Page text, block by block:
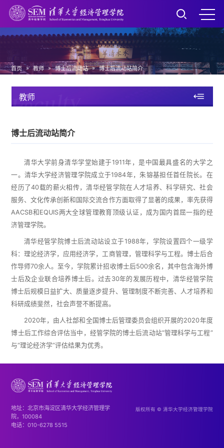
首页 » 教师 » 博士后流动站 » 博士后流动站简介
教师
Faculty
博士后流动站简介
清华大学前身清华学堂始建于1911年，是中国最具盛名的大学之
一。清华大学经济管理学院成立于1984年，朱镕基担任首任院长。在
经历了40载的薪火相传，清华经管学院在人才培养、科学研究、社会
服务、文化传承创新和国际交流合作方面取得了显著的成果，率先获得
AACSB和EQUIS两大全球管理教育顶级认证，成为国内首屈一指的经
济管理学院。
清华经管学院博士后流动站设立于1988年，学院设置四个一级学
科：理论经济学，应用经济学，工商管理，管理科学与工程。博士后合
作导师70余人。至今，学院累计招收博士后500余名，其中包含海外博
士后及企业联合培养博士后。过去30年的发展历程中，清华经管学院
博士后规模日益扩大、质量逐步提升、管理制度不断完善、人才培养和
科研成绩斐然，社会声誉不断提高。
2020年，由人社部和全国博士后管理委员会组织开展的2020年度
博士后工作综合评估当中，经管学院的博士后流动站“管理科学与工程”
与“理论经济学”评估结果为优秀。
地址：北京市海淀区清华大学经济管理学
院，100084
电话：010-6278 5515
版权所有 © 清华大学经济管理学院